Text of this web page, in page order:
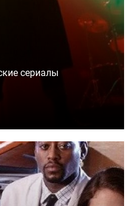
сериалы